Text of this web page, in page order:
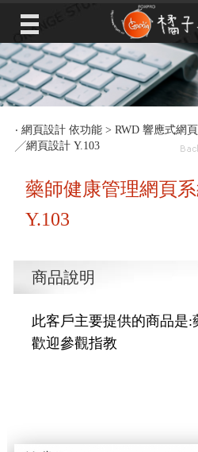
‧ 網頁設計 依功能> RWD 響應式網
╱網頁設計 Y.103
藥師健康管理網頁
Y.103
商品說明
此客戶主要提供的商品是
歡迎參觀指教